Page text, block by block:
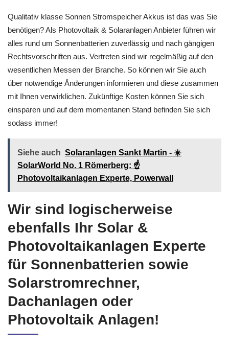
Qualitativ klasse Sonnen Stromspeicher Akkus ist das was Sie
benötigen? Als Photovoltaik & Solaranlagen Anbieter führen wir
alles rund um Sonnenbatterien zuverlässig und nach gängigen
Rechtsvorschriften aus. Vertreten sind wir regelmäßig auf den
wesentlichen Messen der Branche. So können wir Sie auch
über notwendige Änderungen informieren und diese zusammen
mit Ihnen verwirklichen. Zukünftige Kosten können Sie sich
einsparen und auf dem momentanen Stand befinden Sie sich
sodass immer!
Siehe auch Solaranlagen Sankt Martin - ☀️
SolarWorld No. 1 Römerberg: ☝️
Photovoltaikanlagen Experte, Powerwall
Wir sind logischerweise
ebenfalls Ihr Solar &
Photovoltaikanlagen Experte
für Sonnenbatterien sowie
Solarstromrechner,
Dachanlagen oder
Photovoltaik Anlagen!